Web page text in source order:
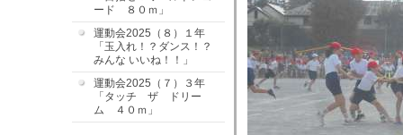
ード ８０ｍ」
運動会2025（８）１年
「玉入れ！？ダンス！？
みんな いいね！！」
運動会2025（７）３年
「タッチ ザ ドリー
ム ４０ｍ」